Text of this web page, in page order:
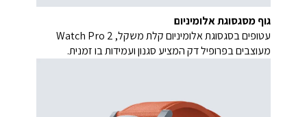
גוף מסגסוגת אלומיניום
עטופים בסגסוגת אלומיניום קלת משקל, Watch Pro 2
מעוצבים בפרופיל דק המציע סגנון ועמידות בו זמנית.